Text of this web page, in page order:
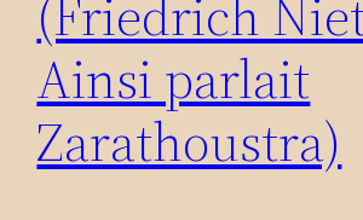
(Friedrich
Ainsi parlait
Zarathoustra)